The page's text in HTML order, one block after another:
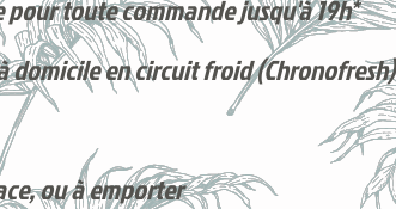
pour toute commande jusqu'à 19h*
domicile en circuit froid (Chronofresh)
ou à emporter